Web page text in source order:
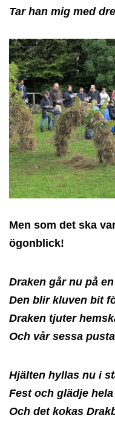
Tar han mig med
Men som det ska
ögonblick!
Draken går nu på
Den blir kluven bit
Draken tjuter
Och vår sessa
Hjälten hyllas nu i
Fest och glädje
Och det kokas